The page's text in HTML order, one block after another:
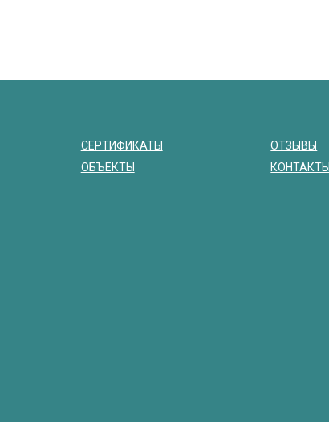
СЕРТИФИКАТЫ
ОБЪЕКТЫ
ОТЗЫВЫ
КОНТАКТЫ